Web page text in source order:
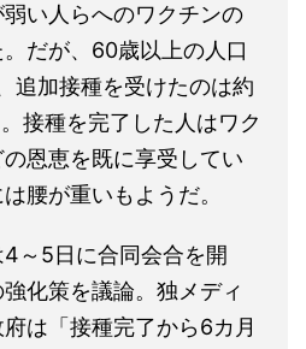
い人らへのワクチンの
だが、60歳以上の人口
追加接種を受けたのは約
接種を完了した人はワク
恩恵を既に享受してい
腰が重いもようだ。
～5日に合同会合を開
化策を議論。独メディ
は「接種完了から6カ月